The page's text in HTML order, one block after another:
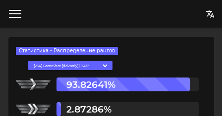
Статистика - Распределение рангов
93.82641%
2.87286%